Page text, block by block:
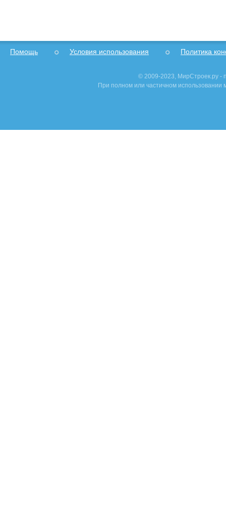
Помощь Условия использования Политика
© 2009-2023, МирСтроек.ру -
При полном или частичном использовании